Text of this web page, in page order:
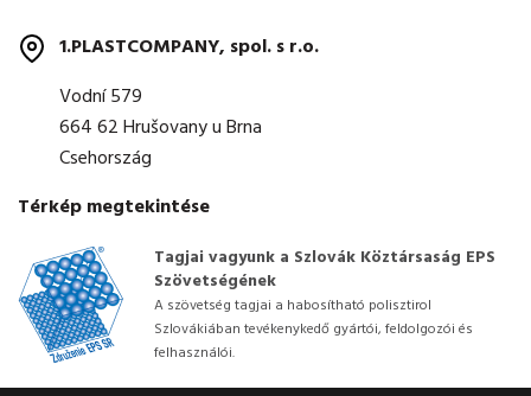
1.PLASTCOMPANY, spol. s r.o.
Vodní 579
664 62 Hrušovany u Brna
Csehország
Térkép megtekintése
Tagjai vagyunk a Szlovák Köztársaság EPS
Szövetségének
A szövetség tagjai a habosítható polisztirol
Szlovákiában tevékenykedő gyártói, feldolgozói és
felhasználói.